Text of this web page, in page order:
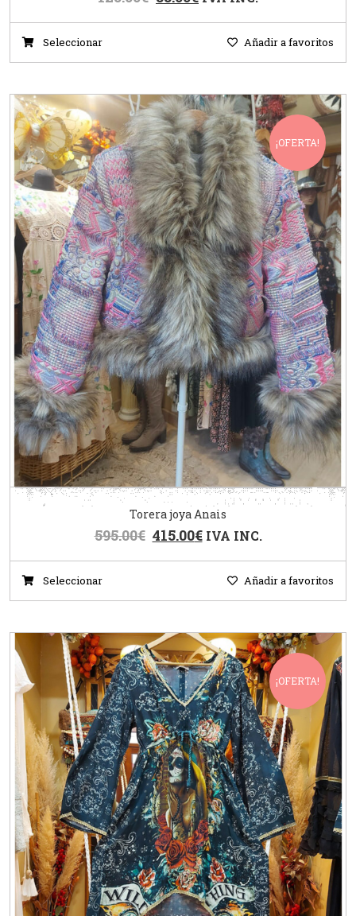
Seleccionar Añadir a favoritos
¡OFERTA!
Torera joya Anais
595.00€ 415.00€ IVA INC.
Seleccionar Añadir a favoritos
¡OFERTA!